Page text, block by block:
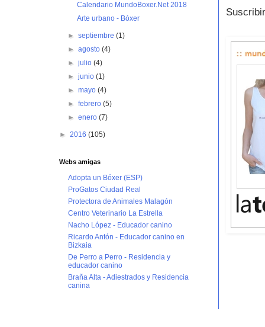
Calendario MundoBoxer.Net 2018
Arte urbano - Bóxer
►septiembre(1)
►agosto(4)
►julio(4)
►junio(1)
►mayo(4)
►febrero(5)
►enero(7)
► 2016 (105)
Webs amigas
Adopta un Bóxer (ESP)
ProGatos Ciudad Real
Protectora de Animales Malagón
Centro Veterinario La Estrella
Nacho López - Educador canino
Ricardo Antón - Educador canino en
Bizkaia
De Perro a Perro - Residencia y
educador canino
Braña Alta - Adiestrados y Residencia
canina